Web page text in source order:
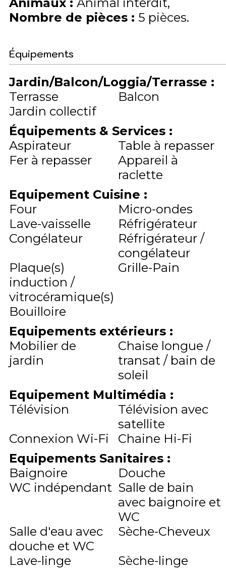
Nombre de pièces : 5 pièces
Équipements
Jardin/Balcon/Loggia/Terrasse :
Terrasse
Balcon
Jardin collectif
Équipements & Services :
Aspirateur
Table à repasser
Fer à repasser
Appareil à
raclette
Equipement Cuisine :
Four
Micro-ondes
Lave-vaisselle
Réfrigérateur
Congélateur
Réfrigérateur /
congélateur
Plaque(s)
induction /
vitrocéramique(s)
Grille-Pain
Bouilloire
Equipements extérieurs :
Mobilier de
jardin
Chaise longue /
transat / bain de
soleil
Equipement Multimédia :
Télévision
Télévision avec
satellite
Connexion Wi-Fi
Chaine Hi-Fi
Equipements Sanitaires :
Baignoire
Douche
WC indépendant Salle de bain
avec baignoire et
WC
Salle d'eau avec
douche et WC
Sèche-Cheveux
Lave-linge
Sèche-linge